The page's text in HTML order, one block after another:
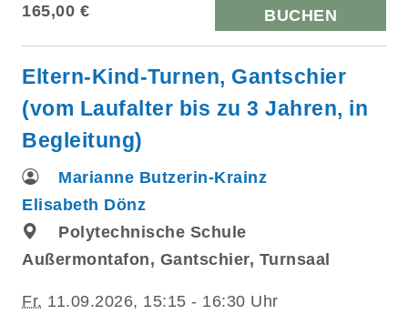
165,00 € BUCHEN
Eltern-Kind-Turnen, Gantschier
(vom Laufalter bis zu 3 Jahren, in
Begleitung)
Marianne Butzerin-Krainz
Elisabeth Dönz
Polytechnische Schule
Außermontafon, Gantschier, Turnsaal
Fr. 11.09.2026, 15:15 - 16:30 Uhr